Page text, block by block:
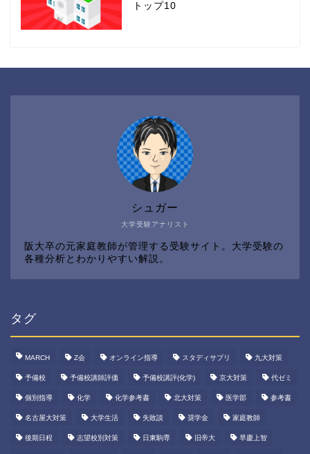
トップ10
大学受験アナリスト
シュガー
阪大卒の元家庭教師が管理する受験サイト。大学受験の
各種分析とわかりやすい解説。
タグ
MARCH Z会 オンライン指導 スタディサプリ 九大対策
予備校 予備校講師評価 予備校講評(化学) 京大対策 代ゼミ
個別指導 化学 化学参考書 北大対策 医学部 参考書
名古屋大対策 大学生活 失敗談 奨学金 家庭教師
後期日程 志望校別対策 日東駒専 旧帝大 早慶上智